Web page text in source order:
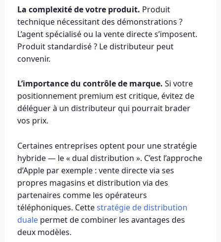
La complexité de votre produit. Produit
technique nécessitant des démonstrations ?
L’agent spécialisé ou la vente directe s’imposent.
Produit standardisé ? Le distributeur peut
convenir.
L’importance du contrôle de marque. Si votre
positionnement premium est critique, évitez de
déléguer à un distributeur qui pourrait brader
vos prix.
Certaines entreprises optent pour une stratégie
hybride — le « dual distribution ». C’est l’approche
d’Apple par exemple : vente directe via ses
propres magasins et distribution via des
partenaires comme les opérateurs
téléphoniques. Cettestratégie de distribution
dualepermet de combiner les avantages des
deux modèles.